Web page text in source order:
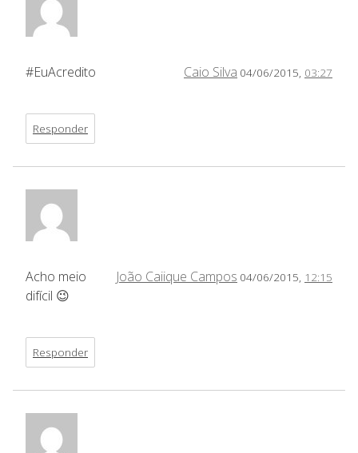
Caio Silva 04/06/2015, 03:27
#EuAcredito
Responder
João Caiique Campos 04/06/2015, 12:15
Acho meio
difícil 😉
Responder